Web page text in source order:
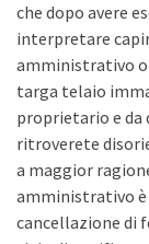
che dopo avere
interpretare
amministrativo o
targa telaio
proprietario e da
ritroverete
a maggior
amministrativo è
cancellazione di